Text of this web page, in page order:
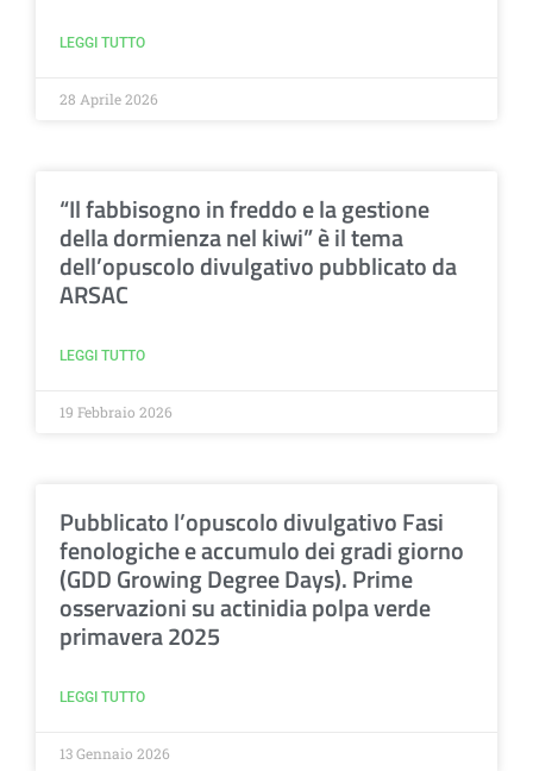
LEGGI TUTTO
28 Aprile 2026
“Il fabbisogno in freddo e la gestione
della dormienza nel kiwi” è il tema
dell’opuscolo divulgativo pubblicato da
ARSAC
LEGGI TUTTO
19 Febbraio 2026
Pubblicato l’opuscolo divulgativo Fasi
fenologiche e accumulo dei gradi giorno
(GDD Growing Degree Days). Prime
osservazioni su actinidia polpa verde
primavera 2025
LEGGI TUTTO
13 Gennaio 2026